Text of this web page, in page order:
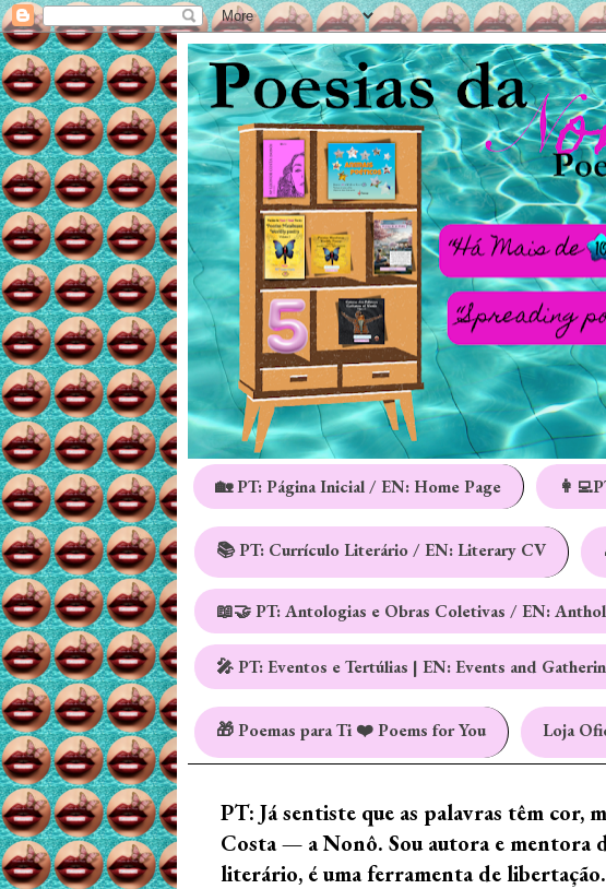
🏡 PT: Página Inicial / EN: Home Page
📚 PT: Currículo Literário / EN: Literary CV
📖🤝 PT: Antologias e Obras Coletivas / EN:
🎤 PT: Eventos e Tertúlias | EN: Events and
🎁 Poemas para Ti ❤️ Poems for You Loja
PT: Já sentiste que as palavras têm cor,
Costa — a Nonô. Sou autora e mentora
literário, é uma ferramenta de